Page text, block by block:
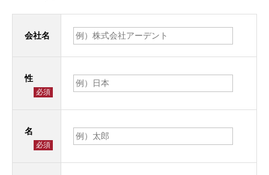
会社名
性
必須
名
必須